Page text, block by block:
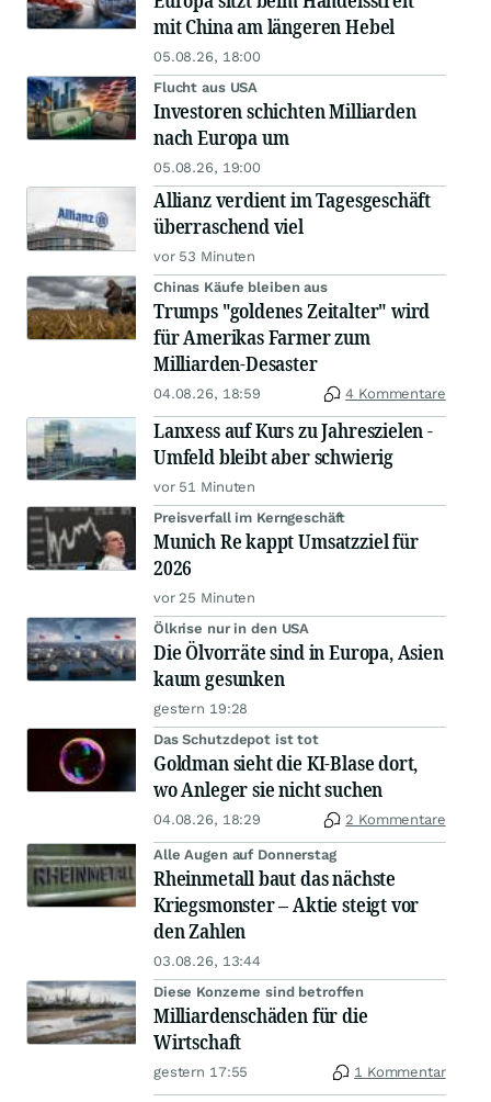
mit China am längeren Hebel
05.08.26, 18:00
Flucht aus USA
Investoren schichten Milliarden
nach Europa um
05.08.26, 19:00
Allianz verdient im Tagesgeschäft
überraschend viel
vor 53 Minuten
Chinas Käufe bleiben aus
Trumps "goldenes Zeitalter" wird
für Amerikas Farmer zum
Milliarden-Desaster
04.08.26, 18:59 4 Kommentare
Lanxess auf Kurs zu Jahreszielen -
Umfeld bleibt aber schwierig
vor 51 Minuten
Preisverfall im Kerngeschäft
Munich Re kappt Umsatzziel für
2026
vor 25 Minuten
Ölkrise nur in den USA
Die Ölvorräte sind in Europa, Asien
kaum gesunken
gestern 19:28
Das Schutzdepot ist tot
Goldman sieht die KI-Blase dort,
wo Anleger sie nicht suchen
04.08.26, 18:29 2 Kommentare
Alle Augen auf Donnerstag
Rheinmetall baut das nächste
Kriegsmonster – Aktie steigt vor
den Zahlen
03.08.26, 13:44
Diese Konzerne sind betroffen
Milliardenschäden für die
Wirtschaft
gestern 17:55 1 Kommentar